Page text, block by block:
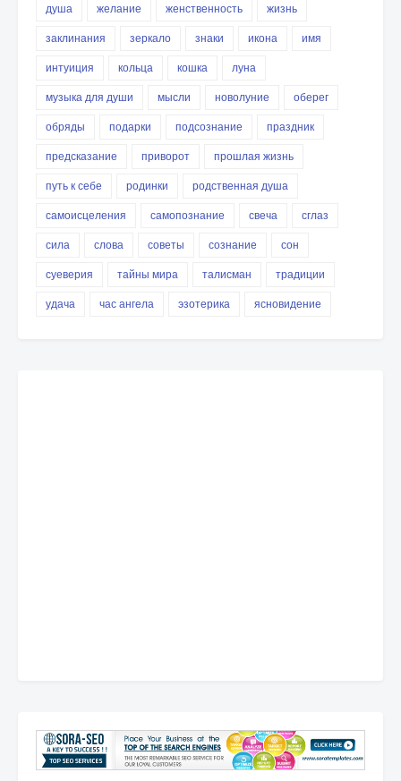
душа
желание женственность
жизнь
заклинания
зеркало знаки икона
имя
интуиция
кольца кошка
луна
музыка для души
мысли новолуние
оберег
обряды
подарки подсознание
праздник
предсказание
приворот
прошлая жизнь
путь к себе
родинки
родственная душа
самоисцеления
самопознание свеча
сглаз
сила
слова советы сознание
сон
суеверия
тайны мира талисман
традиции
удача
час ангела эзотерика ясновидение